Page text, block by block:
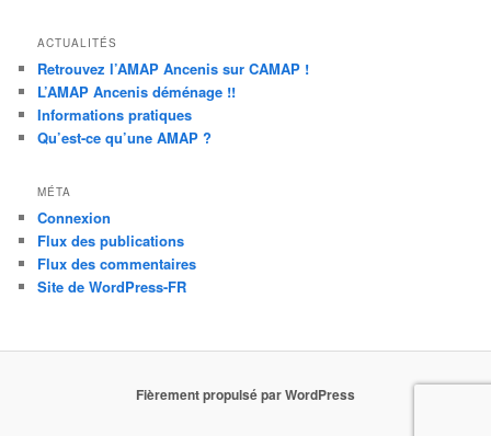
ACTUALITÉS
Retrouvez l’AMAP Ancenis sur CAMAP !
L’AMAP Ancenis déménage !!
Informations pratiques
Qu’est-ce qu’une AMAP ?
MÉTA
Connexion
Flux des publications
Flux des commentaires
Site de WordPress-FR
Fièrement propulsé par WordPress